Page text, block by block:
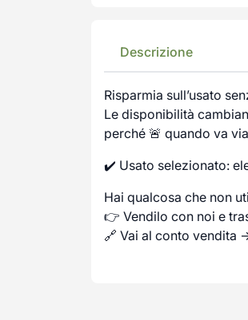
Descrizione
Risparmia sull’usato
Le disponibilità
perché 🚨 quando va
✔️ Usato selezionato:
Hai qualcosa che non
👉 Vendilo con noi e
🔗 Vai al conto vendita